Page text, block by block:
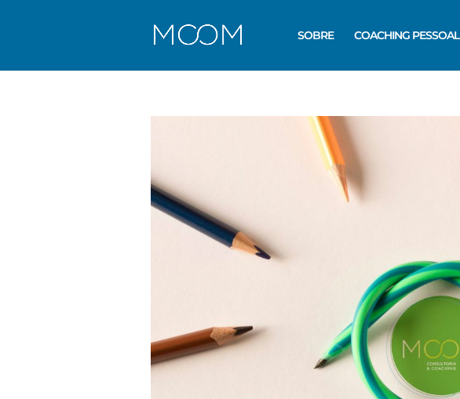
SOBRE COACHING PESSOAL